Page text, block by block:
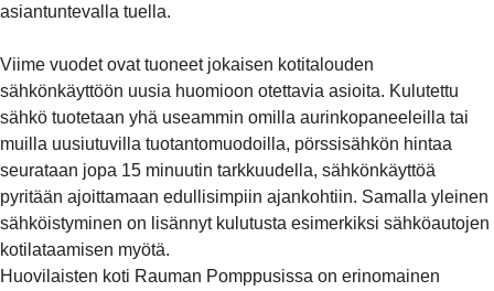
asiantuntevalla tuella.
Viime vuodet ovat tuoneet jokaisen kotitalouden
sähkönkäyttöön uusia huomioon otettavia asioita. Kulutettu
sähkö tuotetaan yhä useammin omilla aurinkopaneeleilla tai
muilla uusiutuvilla tuotantomuodoilla, pörssisähkön hintaa
seurataan jopa 15 minuutin tarkkuudella, sähkönkäyttöä
pyritään ajoittamaan edullisimpiin ajankohtiin. Samalla yleinen
sähköistyminen on lisännyt kulutusta esimerkiksi sähköautojen
kotilataamisen myötä.
Huovilaisten koti Rauman Pomppusissa on erinomainen